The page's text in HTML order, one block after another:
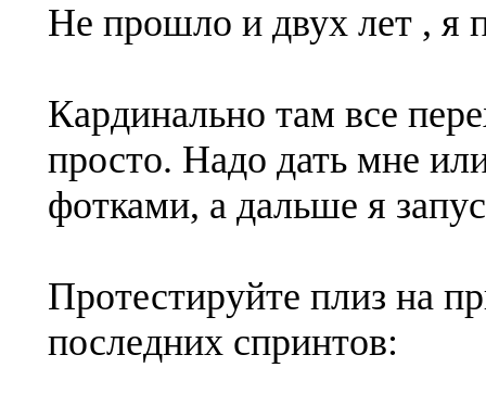
Не прошло и двух лет , я
Кардинально там все
просто. Надо дать мне
фотками, а дальше я
Протестируйте плиз на
последних спринтов: